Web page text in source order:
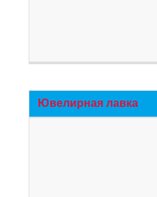
Ювелирная лавка